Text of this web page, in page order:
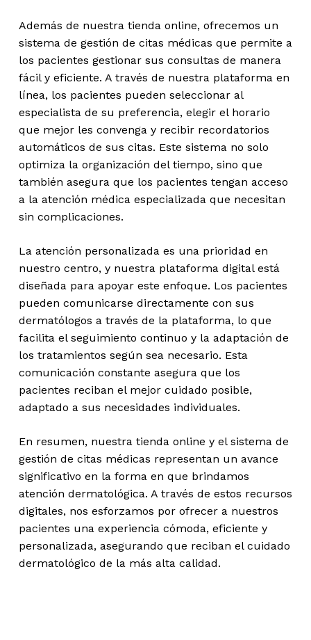
Además de nuestra tienda online, ofrecemos un
sistema de gestión de citas médicas que permite a
los pacientes gestionar sus consultas de manera
fácil y eficiente. A través de nuestra plataforma en
línea, los pacientes pueden seleccionar al
especialista de su preferencia, elegir el horario
que mejor les convenga y recibir recordatorios
automáticos de sus citas. Este sistema no solo
optimiza la organización del tiempo, sino que
también asegura que los pacientes tengan acceso
a la atención médica especializada que necesitan
sin complicaciones.
La atención personalizada es una prioridad en
nuestro centro, y nuestra plataforma digital está
diseñada para apoyar este enfoque. Los pacientes
pueden comunicarse directamente con sus
dermatólogos a través de la plataforma, lo que
facilita el seguimiento continuo y la adaptación de
los tratamientos según sea necesario. Esta
comunicación constante asegura que los
pacientes reciban el mejor cuidado posible,
adaptado a sus necesidades individuales.
En resumen, nuestra tienda online y el sistema de
gestión de citas médicas representan un avance
significativo en la forma en que brindamos
atención dermatológica. A través de estos recursos
digitales, nos esforzamos por ofrecer a nuestros
pacientes una experiencia cómoda, eficiente y
personalizada, asegurando que reciban el cuidado
dermatológico de la más alta calidad.